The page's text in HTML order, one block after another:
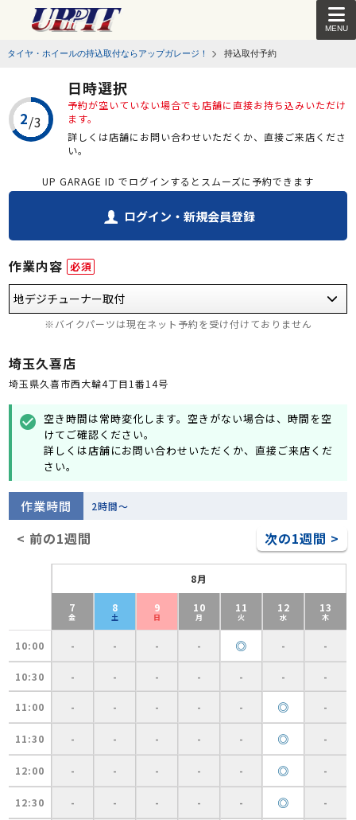
MENU
タイヤ・ホイールの持込取付ならアップガレージ！ 持込取付予約
日時選択
予約が空いていない場合でも店舗に直接お持ち込みいただけ
ます。
詳しくは店舗にお問い合わせいただくか、直接ご来店くださ
い。
UP GARAGE ID でログインするとスムーズに予約できます
ログイン・新規会員登録
作業内容 必須
※バイクパーツは現在ネット予約を受け付けておりません
埼玉久喜店
埼玉県久喜市西大輪4丁目1番14号
check_circle 空き時間は常時変化します。空きがない場合は、時間を空
けてご確認ください。
詳しくは店舗にお問い合わせいただくか、直接ご来店くだ
さい。
作業時間 2時間～
< 前の1週間 次の1週間 >
8月
7
金
8
土
9
日
10
月
11
火
12
水
13
木
10:00 - - - - ◎ - -
10:30 - - - - - - -
11:00 - - - - - ◎ -
11:30 - - - - - ◎ -
12:00 - - - - - ◎ -
12:30 - - - - - ◎ -